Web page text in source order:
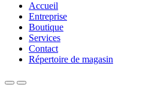
Accueil
Entreprise
Boutique
Services
Contact
Répertoire de magasin